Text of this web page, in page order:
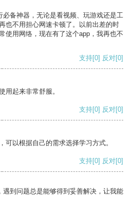
备神器，无论是看视频、玩游戏还是工
也不用担心网速卡顿了。以前出差的时
使用网络，现在有了这个app，我再也不
支持[0] 反对[0]
用起来非常舒服。
支持[0] 反对[0]
可以根据自己的需求选择学习方式。
支持[0] 反对[0]
到问题总是能够得到妥善解决，让我能